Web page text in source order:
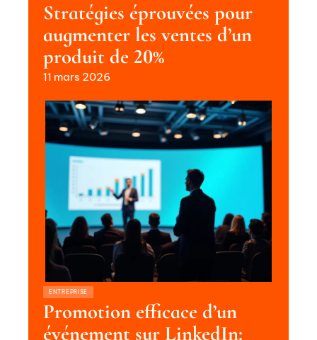
Stratégies éprouvées pour
augmenter les ventes d’un
produit de 20%
11 mars 2026
ENTREPRISE
Promotion efficace d’un
événement sur LinkedIn: